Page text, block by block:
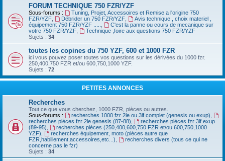
FORUM TECHNIQUE 750 FZR/YZF
Sous-forums :
Tuning, Projet, Accessoires et Remise a l'origine 750
FZR/YZF
Débrider un 750 FZR/YZF,
Avis technique , choix materiel ,
équipement 750 FZR/YZF .....
C'est la panne ou cours de mecanique sur
votre 750 FZR/YZF
Technique ,foire aux questions 750 FZR/YZF
Sujets : 34
toutes les copines du 750 YZF, 600 et 1000 FZR
ici vous pouvez poser toutes vos questions sur les dérivées du 1000 fzr.
250,400,750 FZR et/ou 600,750,1000 YZF.
Sujets : 72
PETITES ANNONCES
Recherches
Tout ce que vous cherchez, 1000 FZR, pièces ou autres.
Sous-forums :
recherches 1000 fzr 2le ou 3lf complet (genesis ou exup)
recherches pièces fzr 2le genesis (87-88)
recherches pièces fzr 3lf exup
(89-95)
recherches pièces (250,400,600,750 FZR et/ou 600,750,1000
YZF)
recherches équipement, moto (pièces autre que
FZR,habillement,accessoires,etc...)
recherches divers (tous ce qui ne
concerne pas le fzr)
Sujets : 34